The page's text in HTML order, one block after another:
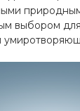
выбором